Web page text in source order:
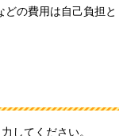
の費用は自己負担と
してください。